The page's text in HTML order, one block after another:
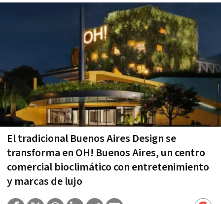
El tradicional Buenos Aires Design se
transforma en OH! Buenos Aires, un centro
comercial bioclimático con entretenimiento
y marcas de lujo